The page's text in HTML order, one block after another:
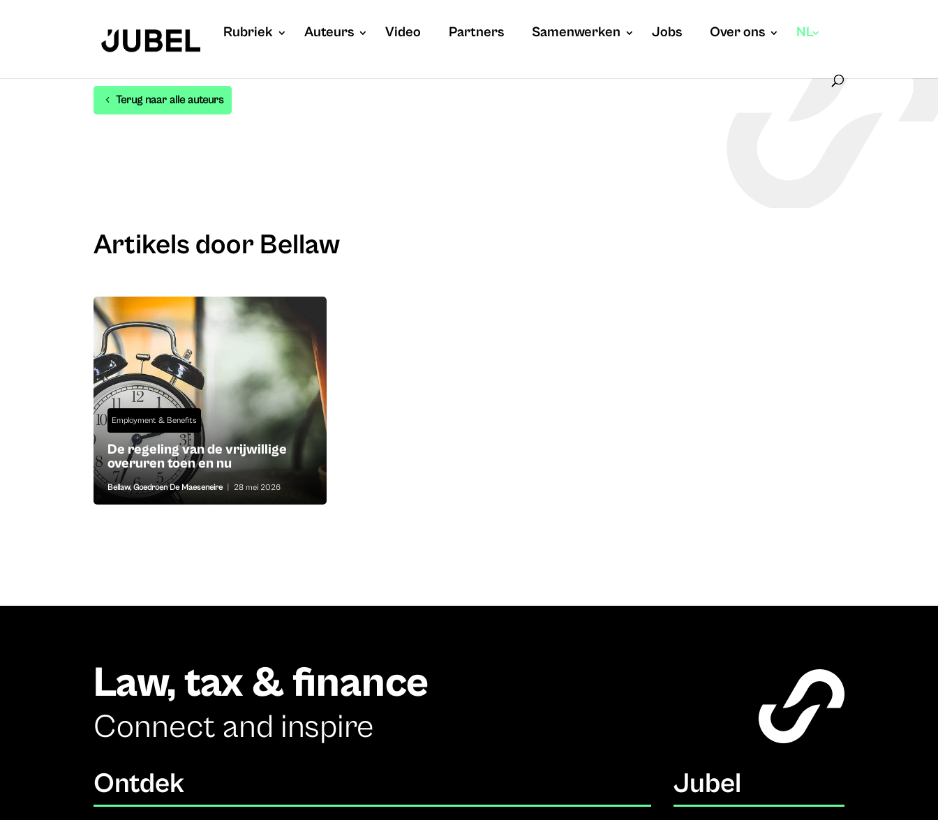
Rubriek Auteurs Video Partners Samenwerken Jobs Over ons NL
Terug naar alle auteurs
Artikels door Bellaw
Employment & Benefits
De regeling van de vrijwillige
overuren toen en nu
Bellaw,Goedroen De Maeseneire 28 mei 2026
Law, tax & finance
Connect and inspire
Ontdek Jubel